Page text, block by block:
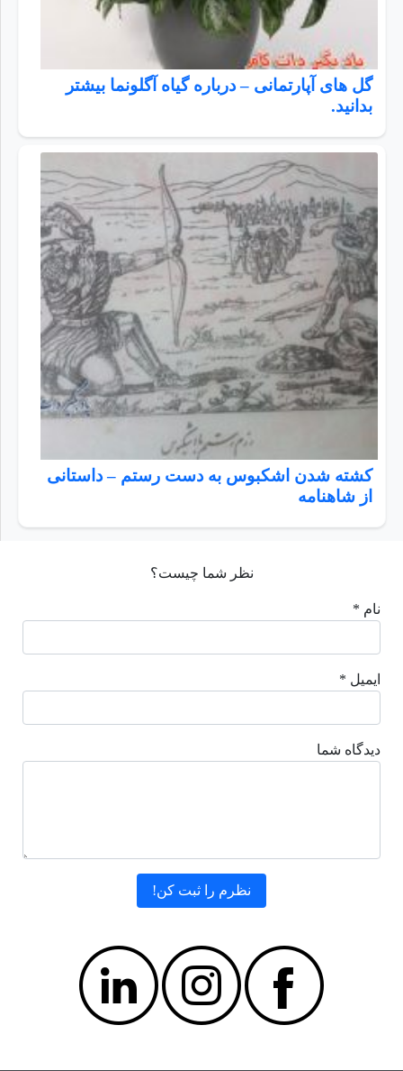
گل های آپارتمانی – درباره گیاه آگلونما بیشتر
بدانید.
کشته شدن اشکبوس به دست رستم – داستانی
از شاهنامه
نظر شما چیست؟
نام *
ایمیل *
دیدگاه شما